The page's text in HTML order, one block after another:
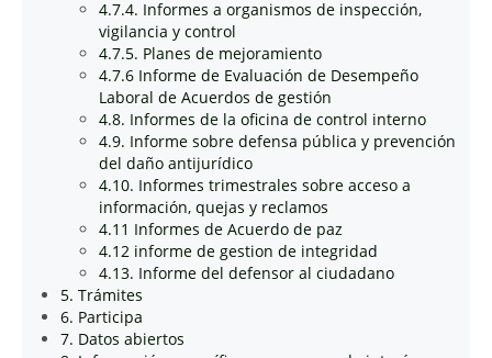
4.7.4. Informes a organismos de inspección,
vigilancia y control
4.7.5. Planes de mejoramiento
4.7.6 Informe de Evaluación de Desempeño
Laboral de Acuerdos de gestión
4.8. Informes de la oficina de control interno
4.9. Informe sobre defensa pública y prevención
del daño antijurídico
4.10. Informes trimestrales sobre acceso a
información, quejas y reclamos
4.11 Informes de Acuerdo de paz
4.12 informe de gestion de integridad
4.13. Informe del defensor al ciudadano
5. Trámites
6. Participa
7. Datos abiertos